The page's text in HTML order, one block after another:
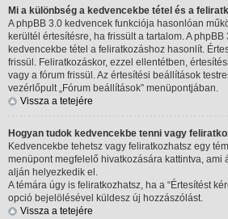
Mi a különbség a kedvencekbe tétel és a
A phpBB 3.0 kedvencek funkciója hasonlóan
kerültél értesítésre, ha frissült a tartalom. A
kedvencekbe tétel a feliratkozáshoz hasonlít.
frissül. Feliratkozáskor, ezzel ellentétben,
vagy a fórum frissül. Az értesítési beállítások
vezérlőpult „Fórum beállítások” menüpontjában.
Vissza a tetejére
Hogyan tudok kedvencekbe tenni vagy
Kedvencekbe tehetsz vagy feliratkozhatsz egy
menüpont megfelelő hivatkozására kattintva, ami
alján helyezkedik el.
A témára úgy is feliratkozhatsz, ha a “Értesítést
opció bejelölésével küldesz új hozzászólást.
Vissza a tetejére